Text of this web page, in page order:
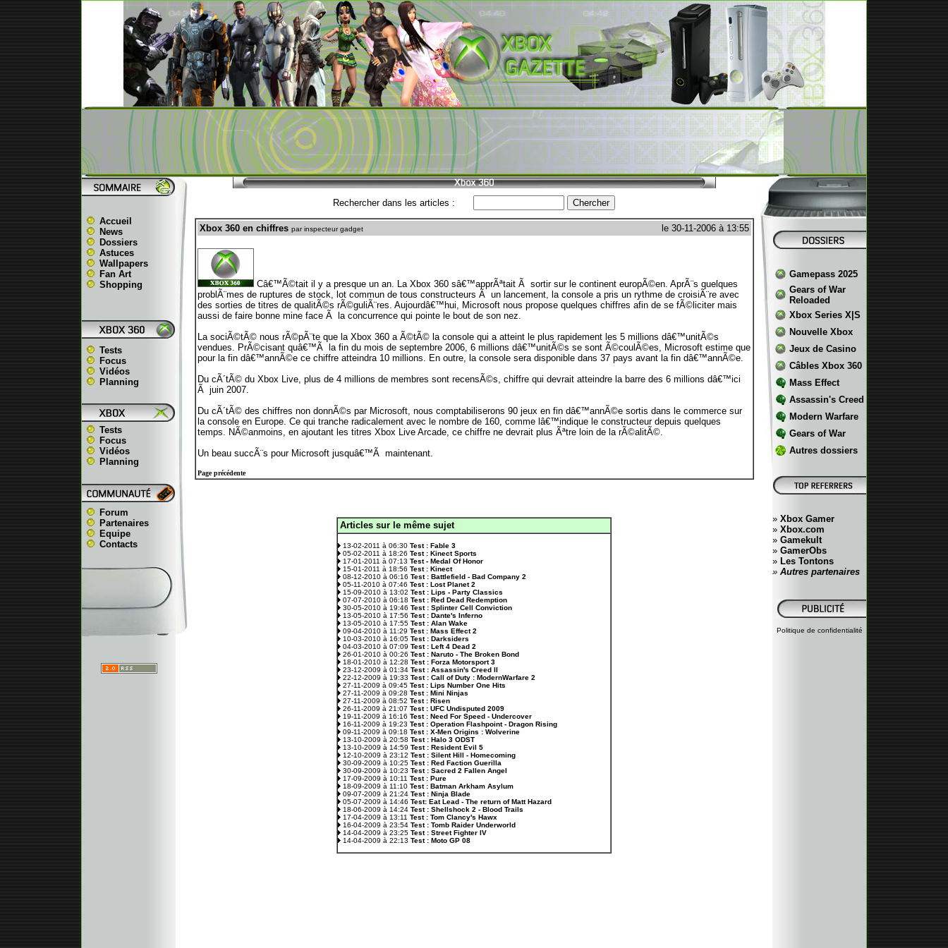
Accueil
News
Dossiers
Astuces
Wallpapers
Fan Art
Shopping
Tests
Focus
Vidéos
Planning
Tests
Focus
Vidéos
Planning
Forum
Partenaires
Equipe
Contacts
Rechercher dans les articles :
Xbox 360 en chiffres par inspecteur gadget le 30-11-2006 à 13:55
Câ€™Ã©tait il y a presque un an. La Xbox 360 sâ€™apprÃªtait Ã sortir sur le continent europÃ©en. AprÃ¨s quelques
problÃ¨mes de ruptures de stock, lot commun de tous constructeurs Ã un lancement, la console a pris un rythme de croisiÃ¨re avec
des sorties de titres de qualitÃ©s rÃ©guliÃ¨res. Aujourdâ€™hui, Microsoft nous propose quelques chiffres afin de se fÃ©liciter mais
aussi de faire bonne mine face Ã la concurrence qui pointe le bout de son nez.
La sociÃ©tÃ© nous rÃ©pÃ¨te que la Xbox 360 a Ã©tÃ© la console qui a atteint le plus rapidement les 5 millions dâ€™unitÃ©s
vendues. PrÃ©cisant quâ€™Ã la fin du mois de septembre 2006, 6 millions dâ€™unitÃ©s se sont Ã©coulÃ©es, Microsoft estime que
pour la fin dâ€™annÃ©e ce chiffre atteindra 10 millions. En outre, la console sera disponible dans 37 pays avant la fin dâ€™annÃ©e.
Du cÃ´tÃ© du Xbox Live, plus de 4 millions de membres sont recensÃ©s, chiffre qui devrait atteindre la barre des 6 millions dâ€™ici
Ã juin 2007.
Du cÃ´tÃ© des chiffres non donnÃ©s par Microsoft, nous comptabiliserons 90 jeux en fin dâ€™annÃ©e sortis dans le commerce sur
la console en Europe. Ce qui tranche radicalement avec le nombre de 160, comme lâ€™indique le constructeur depuis quelques
temps. NÃ©anmoins, en ajoutant les titres Xbox Live Arcade, ce chiffre ne devrait plus Ãªtre loin de la rÃ©alitÃ©.
Un beau succÃ¨s pour Microsoft jusquâ€™Ã maintenant.
Page précédente
Articles sur le même sujet
13-02-2011 à 06:30 Test : Fable 3
05-02-2011 à 18:26 Test : Kinect Sports
17-01-2011 à 07:13 Test - Medal Of Honor
15-01-2011 à 18:56 Test : Kinect
08-12-2010 à 06:16 Test : Battlefield - Bad Company 2
05-11-2010 à 07:46 Test : Lost Planet 2
15-09-2010 à 13:02 Test : Lips - Party Classics
07-07-2010 à 06:18 Test : Red Dead Redemption
30-05-2010 à 19:46 Test : Splinter Cell Conviction
13-05-2010 à 17:56 Test : Dante's Inferno
13-05-2010 à 17:55 Test : Alan Wake
09-04-2010 à 11:29 Test : Mass Effect 2
10-03-2010 à 16:05 Test : Darksiders
04-03-2010 à 07:09 Test : Left 4 Dead 2
26-01-2010 à 00:26 Test : Naruto - The Broken Bond
18-01-2010 à 12:28 Test : Forza Motorsport 3
23-12-2009 à 01:34 Test : Assassin's Creed II
22-12-2009 à 19:33 Test : Call of Duty : ModernWarfare 2
27-11-2009 à 09:45 Test : Lips Number One Hits
27-11-2009 à 09:28 Test : Mini Ninjas
27-11-2009 à 08:52 Test : Risen
26-11-2009 à 21:07 Test : UFC Undisputed 2009
19-11-2009 à 16:16 Test : Need For Speed - Undercover
16-11-2009 à 19:23 Test : Operation Flashpoint - Dragon Rising
09-11-2009 à 09:18 Test : X-Men Origins : Wolverine
13-10-2009 à 20:58 Test : Halo 3 ODST
13-10-2009 à 14:59 Test : Resident Evil 5
12-10-2009 à 23:12 Test : Silent Hill - Homecoming
30-09-2009 à 10:25 Test : Red Faction Guerilla
30-09-2009 à 10:23 Test : Sacred 2 Fallen Angel
17-09-2009 à 10:11 Test : Pure
18-09-2009 à 11:10 Test : Batman Arkham Asylum
09-07-2009 à 21:24 Test : Ninja Blade
05-07-2009 à 14:46 Test: Eat Lead - The return of Matt Hazard
18-06-2009 à 14:24 Test : Shellshock 2 - Blood Trails
17-04-2009 à 13:11 Test : Tom Clancy's Hawx
16-04-2009 à 23:54 Test : Tomb Raider Underworld
14-04-2009 à 23:25 Test : Street Fighter IV
14-04-2009 à 22:13 Test : Moto GP 08
Gamepass 2025
Gears of War
Reloaded
Xbox Series X|S
Nouvelle Xbox
Jeux de Casino
Câbles Xbox 360
Mass Effect
Assassin's Creed
Modern Warfare
Gears of War
Autres dossiers
» Xbox Gamer
» Xbox.com
» Gamekult
» GamerObs
» Les Tontons
» Autres partenaires
Politique de confidentialité